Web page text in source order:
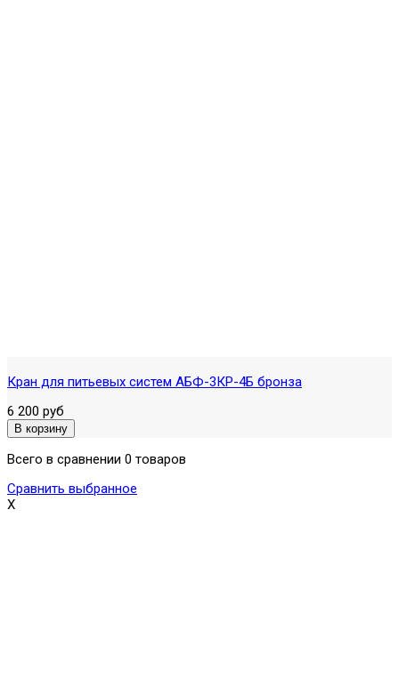
Кран для питьевых систем АБФ-3КР-4Б бронза
6 200 руб
Всего в сравнении 0 товаров
Сравнить выбранное
X